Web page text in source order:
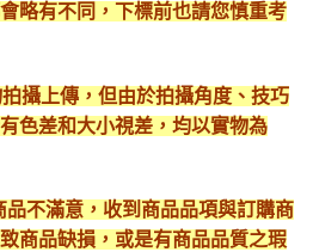
略有不同，下標前也請您慎重考
攝上傳，但由於拍攝角度、技巧
色差和大小視差，均以實物為
不滿意，收到商品品項與訂購商
商品缺損，或是有商品品質之瑕